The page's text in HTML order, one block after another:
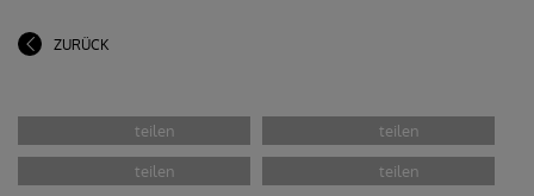
Ines Kvar, Susanne Linhardt (spielte
am Keyboard)
ZURÜCK